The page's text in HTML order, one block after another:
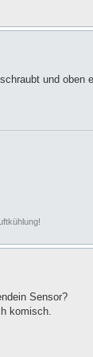
und oben
Sensor?
komisch.